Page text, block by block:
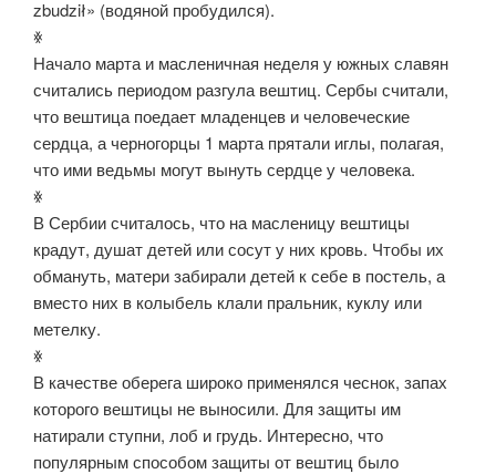
zbudził» (водяной пробудился).
ꏍ
Начало марта и масленичная неделя у южных славян
считались периодом разгула вештиц. Сербы считали,
что вештица поедает младенцев и человеческие
сердца, а черногорцы 1 марта прятали иглы, полагая,
что ими ведьмы могут вынуть сердце у человека.
ꏍ
В Сербии считалось, что на масленицу вештицы
крадут, душат детей или сосут у них кровь. Чтобы их
обмануть, матери забирали детей к себе в постель, а
вместо них в колыбель клали пральник, куклу или
метелку.
ꏍ
В качестве оберега широко применялся чеснок, запах
которого вештицы не выносили. Для защиты им
натирали ступни, лоб и грудь. Интересно, что
популярным способом защиты от вештиц было